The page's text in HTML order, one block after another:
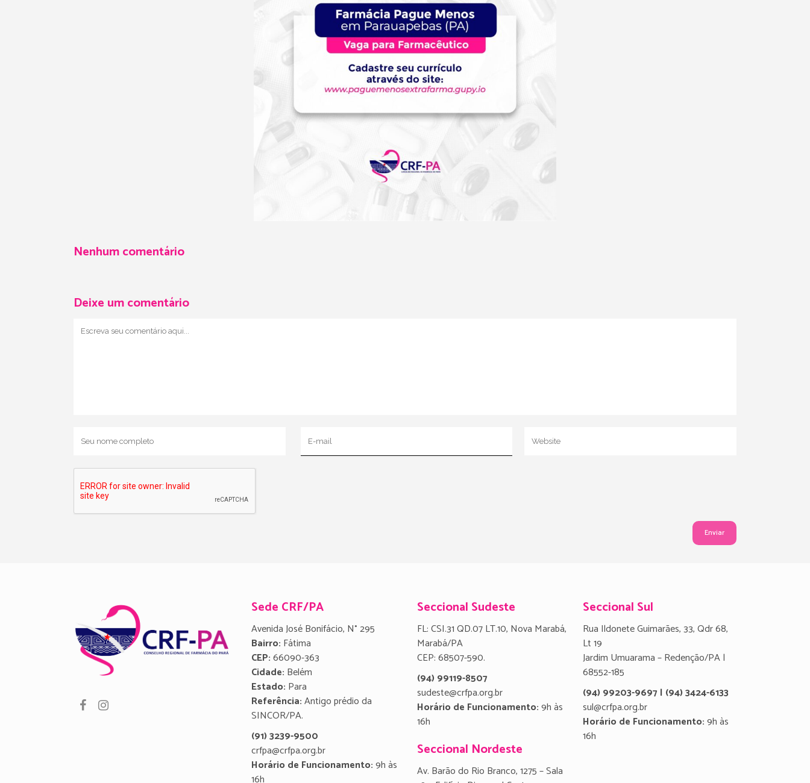
Nenhum comentário
Deixe um comentário
Sede CRF/PA
Avenida José Bonifácio, N° 295
Bairro: Fátima
CEP:66090-363
Cidade: Belém
Estado: Para
Referência:Antigo prédio da
SINCOR/PA.
(91) 3239-9500
crfpa@crfpa.org.br
Horário de Funcionamento:9h às
16h
Seccional Sudeste
FL: CSI.31 QD.07 LT.10, Nova Marabá,
Marabá/PA
CEP: 68507-590.
(94) 99119-8507
sudeste@crfpa.org.br
Horário de Funcionamento:9h às
16h
Seccional Nordeste
Av. Barão do Rio Branco, 1275 – Sala
Seccional Sul
Rua Ildonete Guimarães, 33, Qdr 68,
Lt 19
Jardim Umuarama – Redenção/PA |
68552-185
(94) 99203-9697 | (94) 3424-6133
sul@crfpa.org.br
Horário de Funcionamento:9h às
16h